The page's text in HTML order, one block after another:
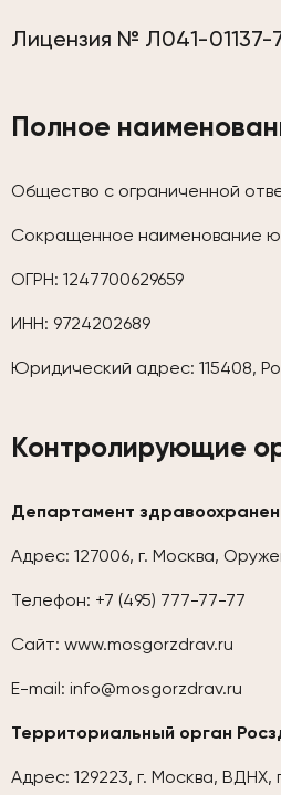
Лицензия № Л041-01137-
Полное
Общество с ограниченной
Сокращенное наименование
ОГРН: 1247700629659
ИНН: 9724202689
Юридический адрес: 115408,
Контролирующие
Департамент
Адрес: 127006, г. Москва,
Телефон: +7 (495) 777-77-77
Сайт: www.mosgorzdrav.ru
E-mail: info@mosgorzdrav.ru
Территориальный орган
Адрес: 129223, г. Москва, ВДНХ,